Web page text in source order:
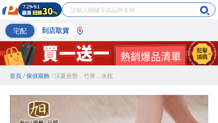
宅配 到店取貨
首頁 / 傢俱寢飾 / 涼夏座墊．竹蓆．水枕